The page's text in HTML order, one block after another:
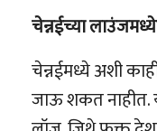
चेन्नईच्या
चेन्नईमध्ये अशी
जाऊ शकत नाहीत.